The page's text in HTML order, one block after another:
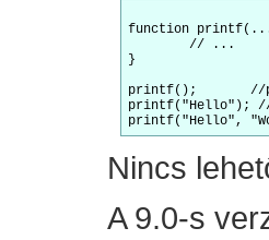
function
}
printf();	//paraméter nélkül hívjuk. Ilyenkor str === []
printf("Hello"); //
Nincs
A 9.0-s